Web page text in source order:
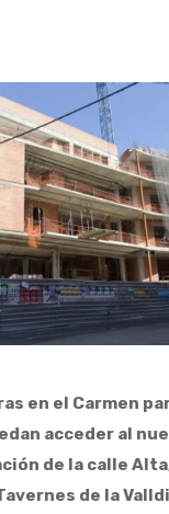
en el Carmen
acceder al
de la calle
de la